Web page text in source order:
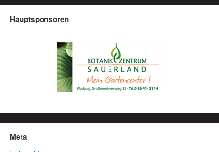
Hauptsponsoren
Meta